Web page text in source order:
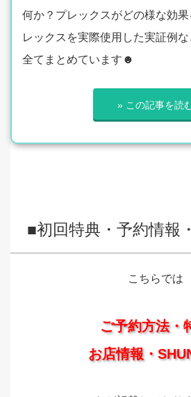
何か？プレックスがどの様な効
レックスを実際使用した実証例
全てまとめています☻
» この記事を読
■初回特典・予約情報
こちらでは
ご予約方法・
お店情報・